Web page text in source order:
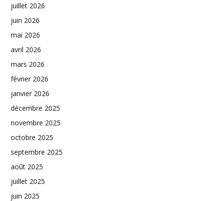
juillet 2026
juin 2026
mai 2026
avril 2026
mars 2026
février 2026
janvier 2026
décembre 2025
novembre 2025
octobre 2025
septembre 2025
août 2025
juillet 2025
juin 2025